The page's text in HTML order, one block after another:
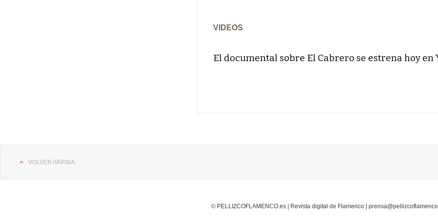
VIDEOS
El documental sobre El Cabrero se estrena hoy en
VOLVER ARRIBA
© PELLIZCOFLAMENCO.es | Revista digital de Flamenco |